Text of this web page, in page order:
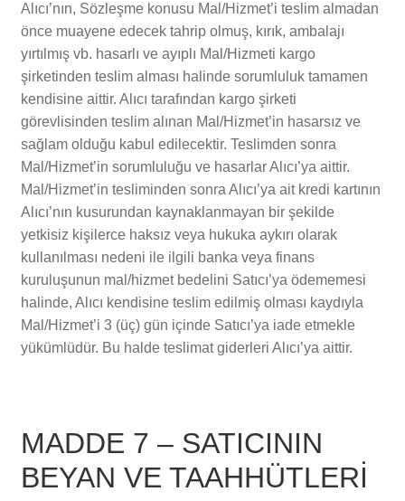
Alıcı’nın, Sözleşme konusu Mal/Hizmet’i teslim almadan
önce muayene edecek tahrip olmuş, kırık, ambalajı
yırtılmış vb. hasarlı ve ayıplı Mal/Hizmeti kargo
şirketinden teslim alması halinde sorumluluk tamamen
kendisine aittir. Alıcı tarafından kargo şirketi
görevlisinden teslim alınan Mal/Hizmet’in hasarsız ve
sağlam olduğu kabul edilecektir. Teslimden sonra
Mal/Hizmet’in sorumluluğu ve hasarlar Alıcı’ya aittir.
Mal/Hizmet’in tesliminden sonra Alıcı’ya ait kredi kartının
Alıcı’nın kusurundan kaynaklanmayan bir şekilde
yetkisiz kişilerce haksız veya hukuka aykırı olarak
kullanılması nedeni ile ilgili banka veya finans
kuruluşunun mal/hizmet bedelini Satıcı’ya ödememesi
halinde, Alıcı kendisine teslim edilmiş olması kaydıyla
Mal/Hizmet’i 3 (üç) gün içinde Satıcı’ya iade etmekle
yükümlüdür. Bu halde teslimat giderleri Alıcı’ya aittir.
MADDE 7 – SATICININ
BEYAN VE TAAHHÜTLERİ